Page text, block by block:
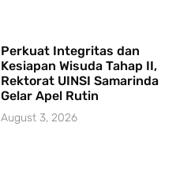
Perkuat Integritas dan
Kesiapan Wisuda Tahap II,
Rektorat UINSI Samarinda
Gelar Apel Rutin
August 3, 2026